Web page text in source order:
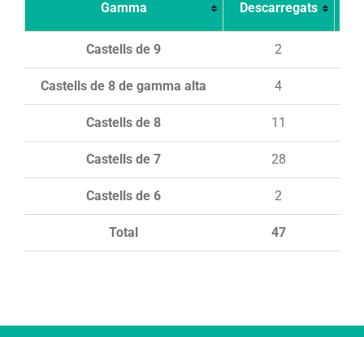
Gamma Descarregats
Total 47
Castells de 9 2
Castells de 8 de gamma alta 4
Castells de 8 11
Castells de 7 28
Castells de 6 2